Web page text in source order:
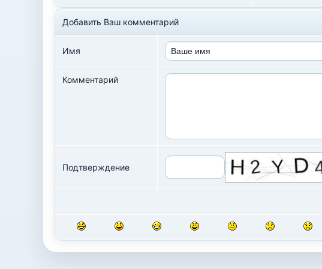
Добавить Ваш комментарий
Имя
Комментарий
Подтверждение